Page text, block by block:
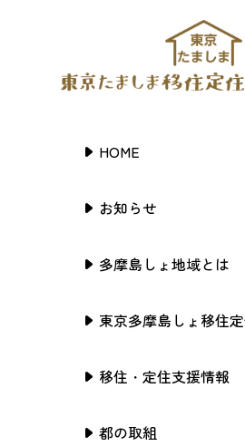
HOME
お知らせ
多摩島しょ地域とは
東京多摩島しょ移住
移住・定住支援情報
都の取組